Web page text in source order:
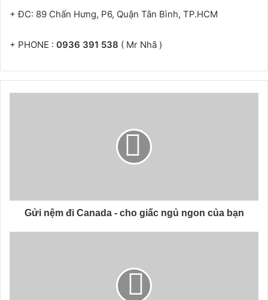
+ ĐC: 89 Chấn Hưng, P6, Quận Tân Bình, TP.HCM
+ PHONE : 0936 391 538 ( Mr Nhã )
Gửi nệm đi Canada - cho giấc ngủ ngon của bạn